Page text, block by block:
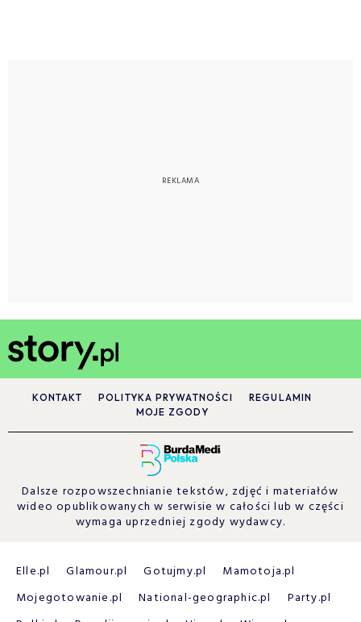
KONTAKT POLITYKA PRYWATNOŚCI
REGULAMIN
MOJE ZGODY
Dalsze rozpowszechnianie tekstów, zdjęć i materiałów
wideo opublikowanych w serwisie w całości lub w części
wymaga uprzedniej zgody wydawcy.
Elle.pl Glamour.pl Gotujmy.pl
Mamotoja.pl
Mojegotowanie.pl
National-geographic.pl
Party.pl